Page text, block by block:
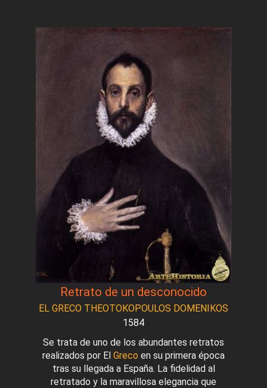
Retrato de un desconocido
EL GRECO THEOTOKOPOULOS DOMENIKOS
1584
Se trata de uno de los abundantes retratos
realizados por El Greco en su primera época
tras su llegada a España. La fidelidad al
retratado y la maravillosa elegancia que